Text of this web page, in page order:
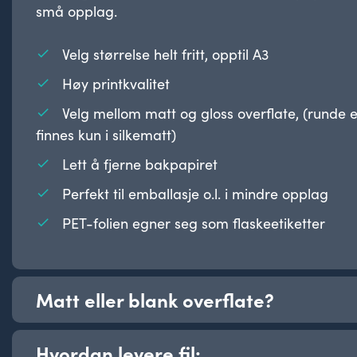
små opplag.
Velg størrelse helt fritt, opptil A3
Høy printkvalitet
Velg mellom matt og gloss overflate, (runde
finnes kun i silkematt)
Lett å fjerne bakpapiret
Perfekt til emballasje o.l. i mindre opplag
PET-folien egner seg som flaskeetiketter
Matt eller blank overflate?